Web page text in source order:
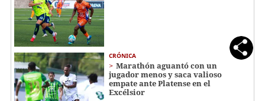
CRÓNICA
Marathón aguantó con un
jugador menos y saca valioso
empate ante Platense en el
Excélsior